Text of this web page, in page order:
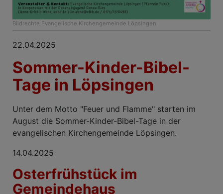
Bildrechte Evangelische Kirchengemeinde Löpsingen
22.04.2025
Sommer-Kinder-Bibel-
Tage in Löpsingen
Unter dem Motto "Feuer und Flamme" starten im
August die Sommer-Kinder-Bibel-Tage in der
evangelischen Kirchengemeinde Löpsingen.
14.04.2025
Osterfrühstück im
Gemeindehaus